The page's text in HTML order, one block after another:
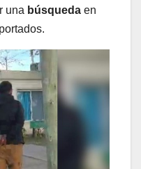
una búsqueda en